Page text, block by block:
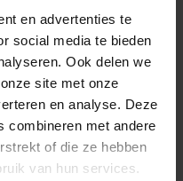
en advertenties te
social media te bieden
Ook delen we
site met onze
en analyse. Deze
combineren met andere
of die ze hebben
van hun services.
nog twee
innovatieve
2025?
.